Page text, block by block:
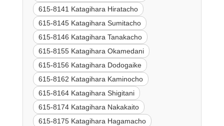
615-8141 Katagihara Hiratacho
615-8145 Katagihara Sumitacho
615-8146 Katagihara Tanakacho
615-8155 Katagihara Okamedani
615-8156 Katagihara Dodogaike
615-8162 Katagihara Kaminocho
615-8164 Katagihara Shigitani
615-8174 Katagihara Nakakaito
615-8175 Katagihara Hagamacho